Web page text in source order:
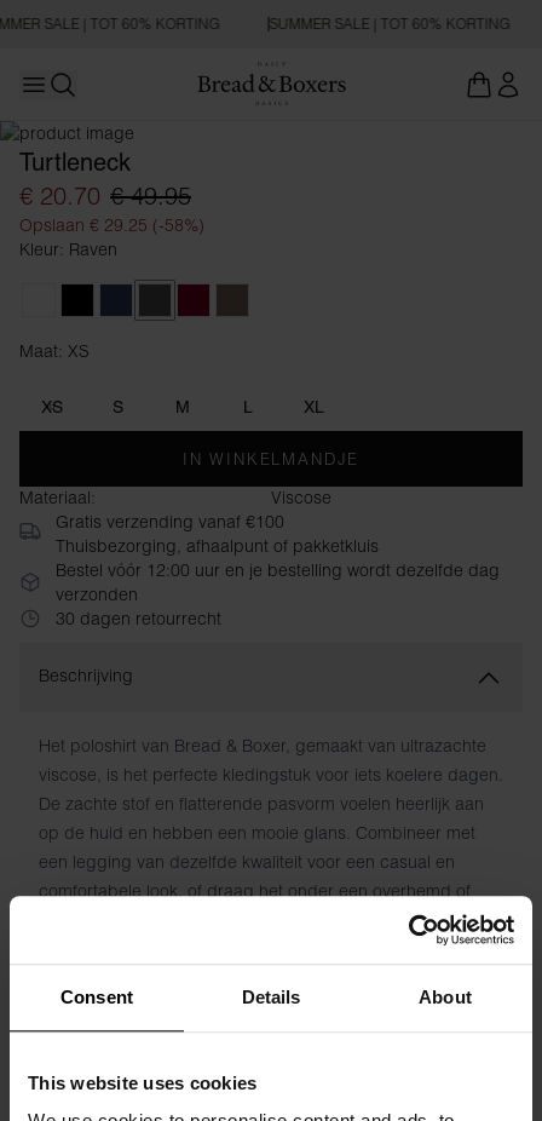
Consent Details About
This website uses cookies
SALE | TOT 60% KORTING SUMMER SALE | TOT 60% KORTING
Open main menu
Turtleneck
€ 20.70 € 49.95
Opslaan € 29.25 (-58%)
Kleur: Raven
Maat: XS
XS S M L XL
IN WINKELMANDJE
Materiaal:
Viscose
Gratis verzending vanaf €100
Thuisbezorging, afhaalpunt of pakketkluis
Bestel vóór 12:00 uur en je bestelling wordt dezelfde dag
verzonden
30 dagen retourrecht
Beschrijving
Het poloshirt van Bread & Boxer, gemaakt van ultrazachte
viscose, is het perfecte kledingstuk voor iets koelere dagen.
De zachte stof en flatterende pasvorm voelen heerlijk aan
op de huid en hebben een mooie glans. Combineer met
een legging van dezelfde kwaliteit voor een casual en
comfortabele look, of draag het onder een overhemd of
jasje. Dit is een echt veelzijdig item in je garderobe.
Het model is 173 cm lang en draagt ​​maat S.